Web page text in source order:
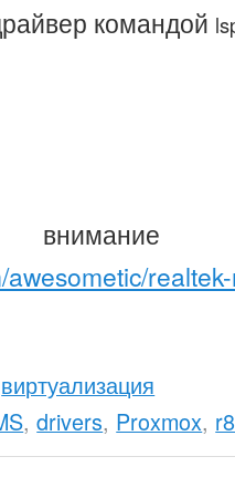
командой
виртуализация
,drivers, Proxmox,